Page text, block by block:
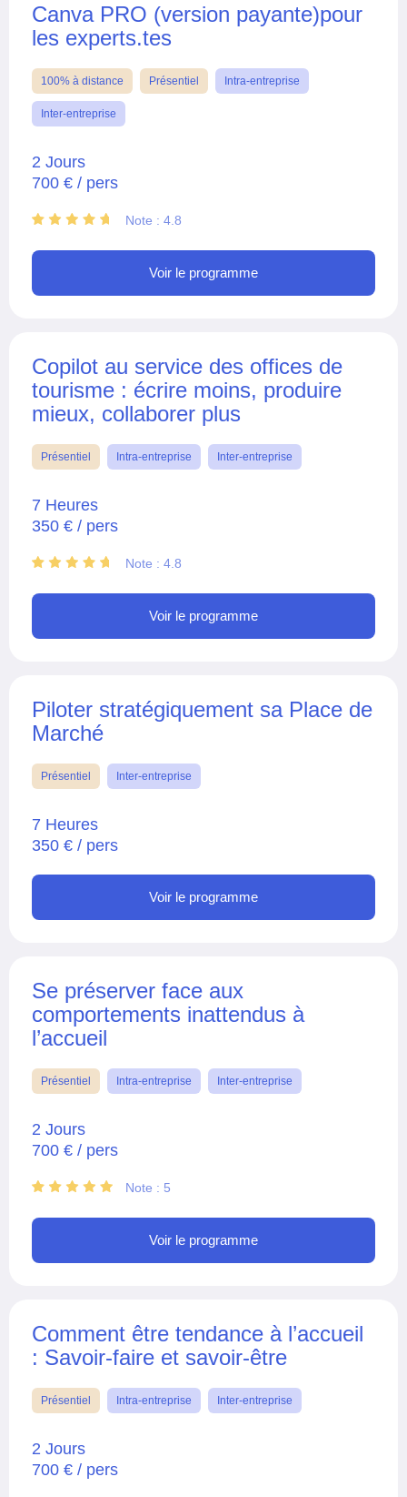
Canva PRO (version payante)pour
les experts.tes
100% à distance Présentiel Intra-entreprise
Inter-entreprise
2 Jours
700 € / pers
Note : 4.8
Voir le programme
Copilot au service des offices de
tourisme : écrire moins, produire
mieux, collaborer plus
Présentiel Intra-entreprise Inter-entreprise
7 Heures
350 € / pers
Note : 4.8
Voir le programme
Piloter stratégiquement sa Place de
Marché
Présentiel Inter-entreprise
7 Heures
350 € / pers
Voir le programme
Se préserver face aux
comportements inattendus à
l’accueil
Présentiel Intra-entreprise Inter-entreprise
2 Jours
700 € / pers
Note : 5
Voir le programme
Comment être tendance à l’accueil
: Savoir-faire et savoir-être
Présentiel Intra-entreprise Inter-entreprise
2 Jours
700 € / pers